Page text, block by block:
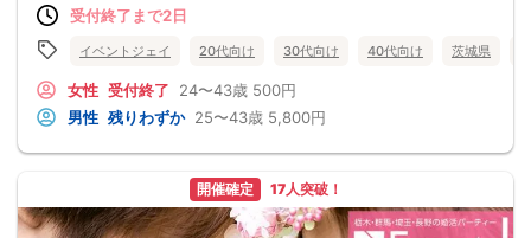
受付終了まで2日
イベントジェイ 20代向け 30代向け 40代向け 茨城県
女性 受付終了 24〜43歳 500円
男性 残りわずか 25〜43歳 5,800円
開催確定 17人突破！